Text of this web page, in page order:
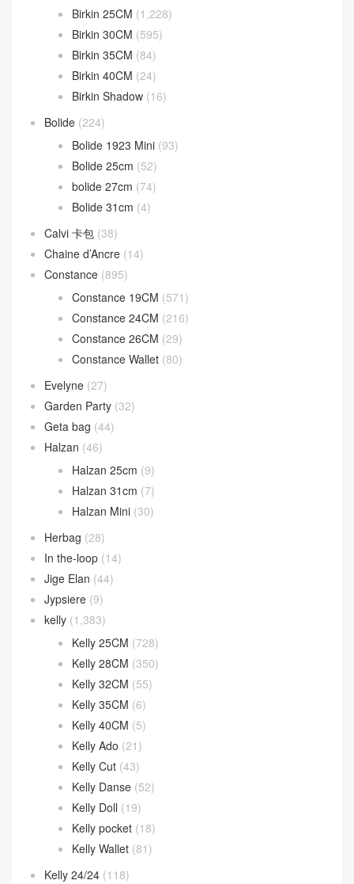
Birkin 25CM (1,228)
Birkin 30CM (595)
Birkin 35CM (84)
Birkin 40CM (24)
Birkin Shadow (16)
Bolide (224)
Bolide 1923 Mini (93)
Bolide 25cm (52)
bolide 27cm (74)
Bolide 31cm (4)
Calvi 卡包 (38)
Chaine d’Ancre (14)
Constance (895)
Constance 19CM (571)
Constance 24CM (216)
Constance 26CM (29)
Constance Wallet (80)
Evelyne (27)
Garden Party (32)
Geta bag (44)
Halzan (46)
Halzan 25cm (9)
Halzan 31cm (7)
Halzan Mini (30)
Herbag (28)
In the-loop (14)
Jige Elan (44)
Jypsiere (9)
kelly (1,383)
Kelly 25CM (728)
Kelly 28CM (350)
Kelly 32CM (55)
Kelly 35CM (6)
Kelly 40CM (5)
Kelly Ado (21)
Kelly Cut (43)
Kelly Danse (52)
Kelly Doll (19)
Kelly pocket (18)
Kelly Wallet (81)
Kelly 24/24 (118)